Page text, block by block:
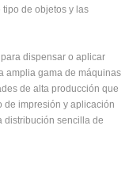
de objetos y las
dispensar o aplicar
amplia gama de máquinas
de alta producción que
de impresión y aplicación
distribución sencilla de